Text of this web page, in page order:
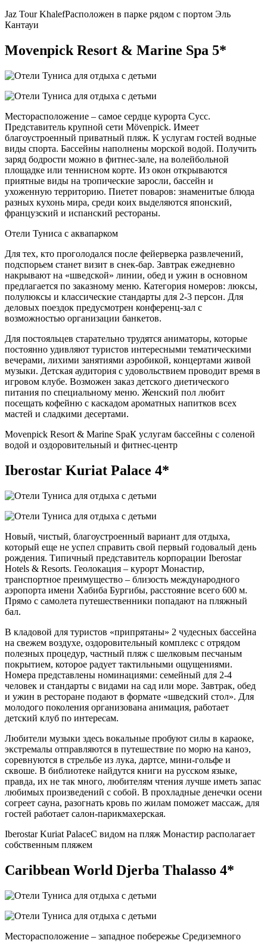
Jaz Tour KhalefРасположен в парке рядом с портом Эль
Кантауи
Movenpick Resort & Marine Spa 5*
Месторасположение – самое сердце курорта Сусс.
Представитель крупной сети Mövenpick. Имеет
благоустроенный приватный пляж. К услугам гостей водные
виды спорта. Бассейны наполнены морской водой. Получить
заряд бодрости можно в фитнес-зале, на волейбольной
площадке или теннисном корте. Из окон открываются
приятные виды на тропические заросли, бассейн и
ухоженную территорию. Пиетет поваров: знаменитые блюда
разных кухонь мира, среди коих выделяются японский,
французский и испанский рестораны.
Отели Туниса с аквапарком
Для тех, кто проголодался после фейерверка развлечений,
подспорьем станет визит в снек-бар. Завтрак ежедневно
накрывают на «шведской» линии, обед и ужин в основном
предлагается по заказному меню. Категория номеров: люксы,
полулюксы и классические стандарты для 2-3 персон. Для
деловых поездок предусмотрен конференц-зал с
возможностью организации банкетов.
Для постояльцев старательно трудятся аниматоры, которые
постоянно удивляют туристов интересными тематическими
вечерами, лихими занятиями аэробикой, концертами живой
музыки. Детская аудитория с удовольствием проводит время в
игровом клубе. Возможен заказ детского диетического
питания по специальному меню. Женский пол любит
посещать кофейню с каскадом ароматных напитков всех
мастей и сладкими десертами.
Movenpick Resort & Marine SpaК услугам бассейны с соленой
водой и оздоровительный и фитнес-центр
Iberostar Kuriat Palace 4*
Новый, чистый, благоустроенный вариант для отдыха,
который еще не успел справить свой первый годовалый день
рождения. Типичный представитель корпорации Iberostar
Hotels & Resorts. Геолокация – курорт Монастир,
транспортное преимущество – близость международного
аэропорта имени Хабиба Бургибы, расстояние всего 600 м.
Прямо с самолета путешественники попадают на пляжный
бал.
В кладовой для туристов «припрятаны» 2 чудесных бассейна
на свежем воздухе, оздоровительный комплекс с отрядом
полезных процедур, частный пляж с шелковым песчаным
покрытием, которое радует тактильными ощущениями.
Номера представлены номинациями: семейный для 2-4
человек и стандарты с видами на сад или море. Завтрак, обед
и ужин в ресторане подают в формате «шведский стол». Для
молодого поколения организована анимация, работает
детский клуб по интересам.
Любители музыки здесь вокальные пробуют силы в караоке,
экстремалы отправляются в путешествие по морю на каноэ,
соревнуются в стрельбе из лука, дартсе, мини-гольфе и
сквоше. В библиотеке найдутся книги на русском языке,
правда, их не так много, любителям чтения лучше иметь запас
любимых произведений с собой. В прохладные денечки осени
согреет сауна, разогнать кровь по жилам поможет массаж, для
гостей работает салон-парикмахерская.
Iberostar Kuriat PalaceС видом на пляж Монастир располагает
собственным пляжем
Caribbean World Djerba Thalasso 4*
Месторасположение – западное побережье Средиземного